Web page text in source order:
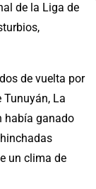
de la Liga de
de vuelta por
Tunuyán, La
había ganado
un clima de